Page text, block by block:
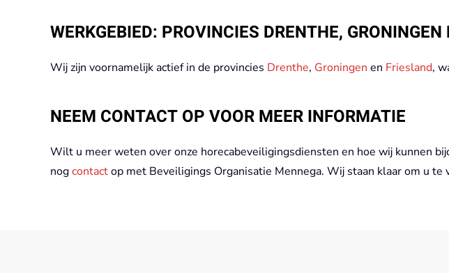
WERKGEBIED: PROVINCIES DRENTHE,
Wij zijn voornamelijk actief in de provincies Drenthe, Groningen en Friesland,
NEEM CONTACT OP VOOR MEER INFORMATIE
Wilt u meer weten over onze horecabeveiligingsdiensten en hoe wij kunnen
nogcontactop met Beveiligings Organisatie Mennega. Wij staan klaar om u te